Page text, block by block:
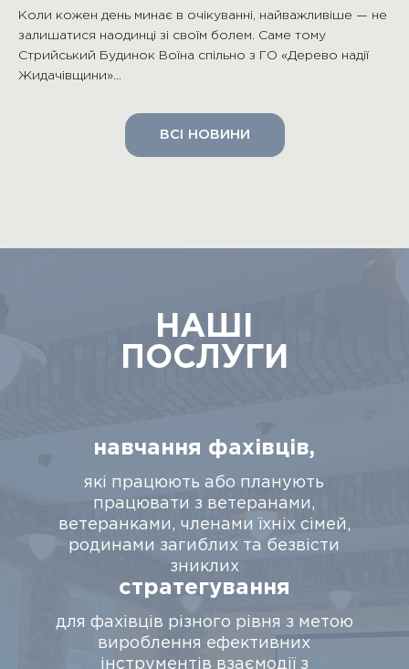
Коли кожен день минає в очікуванні, найважливіше — не
залишатися наодинці зі своїм болем. Саме тому
Стрийський Будинок Воїна спільно з ГО «Дерево надії
Жидачівщини»…
ВСI НОВИНИ
НАШI
ПОСЛУГИ
навчання фахівців,
які працюють або планують
працювати з ветеранами,
ветеранками, членами їхніх сімей,
родинами загиблих та безвісти
зниклих
стратегування
для фахівців різного рівня з метою
вироблення ефективних
інструментів взаємодії з